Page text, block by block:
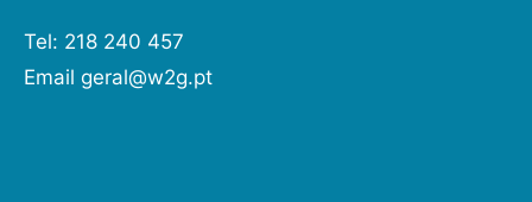
Tel: 218 240 457
Email geral@w2g.pt